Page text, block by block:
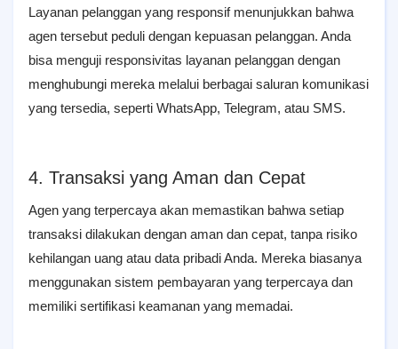
Layanan pelanggan yang responsif menunjukkan bahwa
agen tersebut peduli dengan kepuasan pelanggan. Anda
bisa menguji responsivitas layanan pelanggan dengan
menghubungi mereka melalui berbagai saluran komunikasi
yang tersedia, seperti WhatsApp, Telegram, atau SMS.
4. Transaksi yang Aman dan Cepat
Agen yang terpercaya akan memastikan bahwa setiap
transaksi dilakukan dengan aman dan cepat, tanpa risiko
kehilangan uang atau data pribadi Anda. Mereka biasanya
menggunakan sistem pembayaran yang terpercaya dan
memiliki sertifikasi keamanan yang memadai.